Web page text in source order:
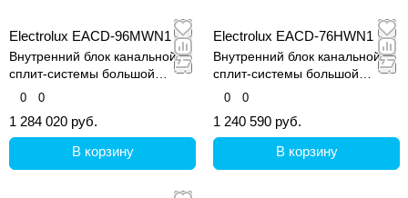
Electrolux EACD-96MWN1
Внутренний блок канальной
сплит-системы большой
мощности EACD
0 0
1 284 020 руб.
В корзину
Electrolux EACD-76HWN1
Внутренний блок канальной
сплит-системы большой
мощности EACD
0 0
1 240 590 руб.
В корзину